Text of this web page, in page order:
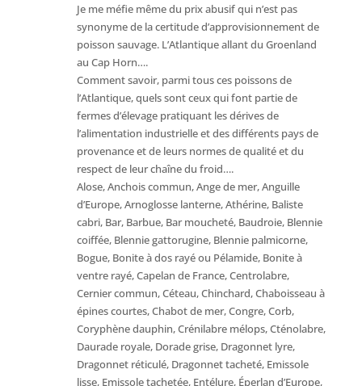
Je me méfie même du prix abusif qui n’est pas
synonyme de la certitude d’approvisionnement de
poisson sauvage. L’Atlantique allant du Groenland
au Cap Horn….
Comment savoir, parmi tous ces poissons de
l’Atlantique, quels sont ceux qui font partie de
fermes d’élevage pratiquant les dérives de
l’alimentation industrielle et des différents pays de
provenance et de leurs normes de qualité et du
respect de leur chaîne du froid….
Alose, Anchois commun, Ange de mer, Anguille
d’Europe, Arnoglosse lanterne, Athérine, Baliste
cabri, Bar, Barbue, Bar moucheté, Baudroie, Blennie
coiffée, Blennie gattorugine, Blennie palmicorne,
Bogue, Bonite à dos rayé ou Pélamide, Bonite à
ventre rayé, Capelan de France, Centrolabre,
Cernier commun, Céteau, Chinchard, Chaboisseau à
épines courtes, Chabot de mer, Congre, Corb,
Coryphène dauphin, Crénilabre mélops, Cténolabre,
Daurade royale, Dorade grise, Dragonnet lyre,
Dragonnet réticulé, Dragonnet tacheté, Emissole
lisse, Emissole tachetée, Entélure, Éperlan d’Europe,